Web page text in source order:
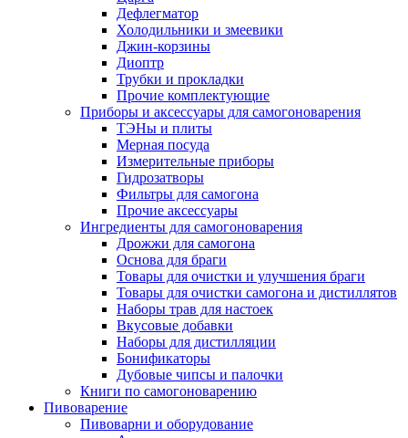
Дефлегматор
Холодильники и змеевики
Джин-корзины
Диоптр
Трубки и прокладки
Прочие комплектующие
Приборы и аксессуары для самогоноварения
ТЭНы и плиты
Мерная посуда
Измерительные приборы
Гидрозатворы
Фильтры для самогона
Прочие аксессуары
Ингредиенты для самогоноварения
Дрожжи для самогона
Основа для браги
Товары для очистки и улучшения браги
Товары для очистки самогона и дистиллятов
Наборы трав для настоек
Вкусовые добавки
Наборы для дистилляции
Бонификаторы
Дубовые чипсы и палочки
Книги по самогоноварению
Пивоварение
Пивоварни и оборудование